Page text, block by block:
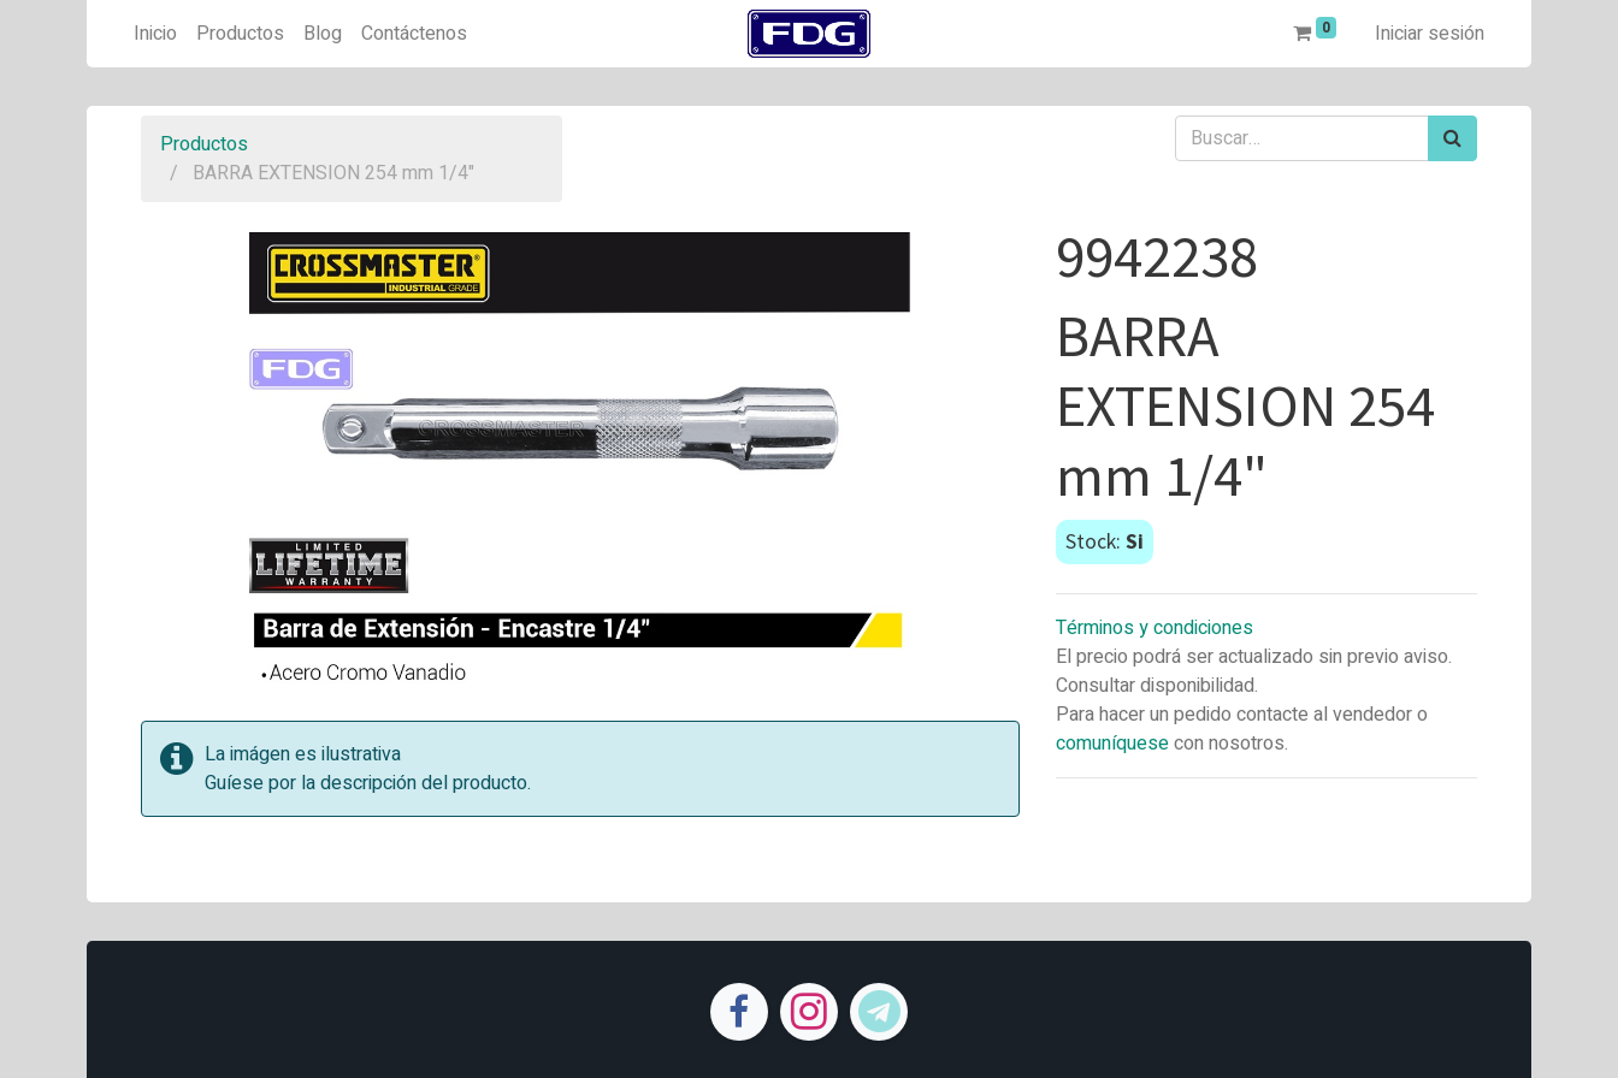
Inicio Productos Blog Contáctenos 0 Iniciar sesión
Productos
BARRA EXTENSION 254 mm 1/4"
La imágen es ilustrativa
Guíese por la descripción del producto.
9942238
BARRA
EXTENSION 254
mm 1/4"
Stock: Si
Términos y condiciones
El precio podrá ser actualizado sin previo aviso.
Consultar disponibilidad.
Para hacer un pedido contacte al vendedor o
comuníquesecon nosotros.